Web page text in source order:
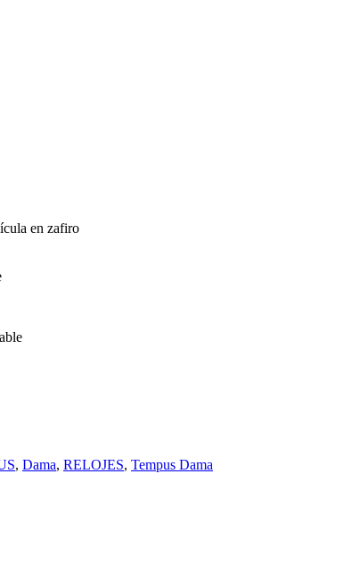
en zafiro
, Dama, RELOJES, Tempus Dama